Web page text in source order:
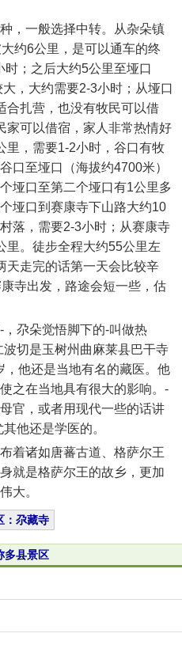
一般选择中转。从杂朵镇
约6公里，是可以通车的终
；之后大约5公里至垭口
，大约需要2-3小时；从垭口
合扎营，也没有牧民可以借
家可以借宿，家人非常热情好
里，需要1-2小时，谷口有牧
口至垭口（海拔约4700米）
垭口至第二个垭口有1公里多
垭口到赛康寺下山路大约10
落，需要2-3小时；从赛康寺
里。徒步全程大约55公里左
天走完的话第一天会比较辛
寺出发，路途会短一些，估
尕朵觉悟脚下的-叫做热
切是玉树州曲麻莱县巴干寺
他还是当地有名的藏医。他
之在当地具有很大的影响。-
官，或者用现代一些的话讲
他还是学医的。
诸如唐蕃古道、格萨尔王
就是格萨尔王的故乡，更加
大。
：尕藏寺
多县景区